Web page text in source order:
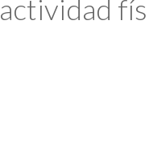
actividad